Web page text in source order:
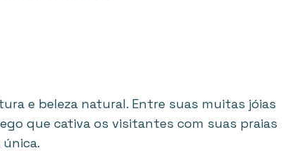
e beleza natural. Entre suas muitas jóias
que cativa os visitantes com suas praias